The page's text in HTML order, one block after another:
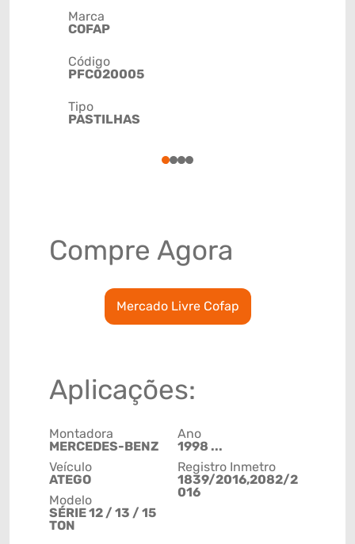
Marca
COFAP
Código
PFC020005
Tipo
PASTILHAS
1234
Compre Agora
Mercado Livre Cofap
Aplicações:
Montadora
MERCEDES-BENZ
Veículo
ATEGO
Modelo
SÉRIE 12 / 13 / 15
TON
Ano
1998 ...
Registro Inmetro
1839/2016,2082/2
016